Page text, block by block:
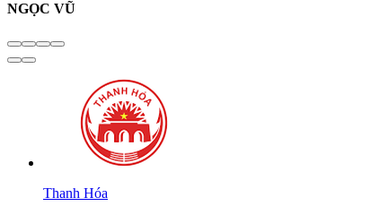
NGỌC VŨ
Thanh Hóa